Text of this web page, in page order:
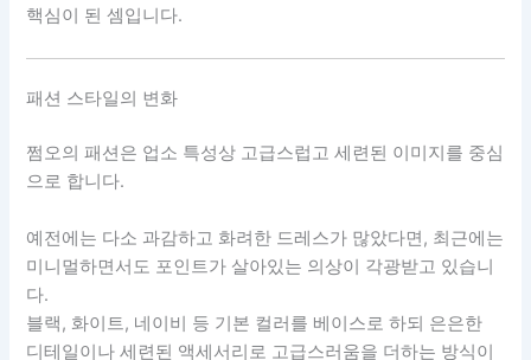
핵심이 된 셈입니다.
패션 스타일의 변화
쩜오의 패션은 업소 특성상 고급스럽고 세련된 이미지를 중심
으로 합니다.
예전에는 다소 과감하고 화려한 드레스가 많았다면, 최근에는
미니멀하면서도 포인트가 살아있는 의상이 각광받고 있습니
다.
블랙, 화이트, 네이비 등 기본 컬러를 베이스로 하되 은은한
디테일이나 세련된 액세서리로 고급스러움을 더하는 방식이